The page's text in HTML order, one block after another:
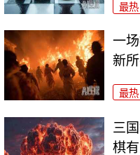
最热
一
新
最热
三
棋